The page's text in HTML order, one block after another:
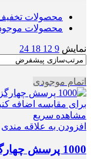
محصولات تخفیف
محصولات
نمایش 9
12
18
24
اتمام موجودی
برای مقایسه اضافه
مشاهده سریع
افزودن به علاقه مندی
1000 پرسش چهارگزینه ای برگزیده متون فقه سینجلی